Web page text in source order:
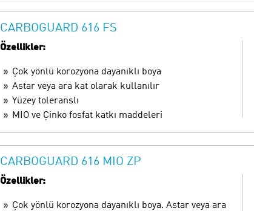
CARBOGUARD 616 FS
Özellikler:
Çok yönlü korozyona dayanıklı boya
Astar veya ara kat olarak kullanılır
Yüzey toleranslı
MIO ve Çinko fosfat katkı maddeleri
CARBOGUARD 616 MIO ZP
Özellikler:
Çok yönlü korozyona dayanıklı boya. Astar veya ara